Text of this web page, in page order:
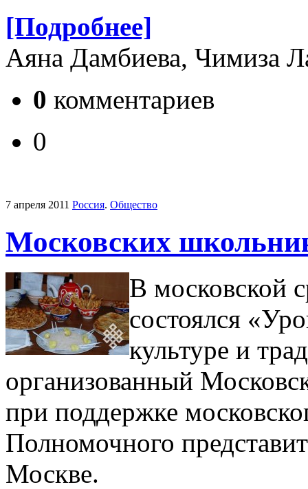
[Подробнее]
Аяна Дамбиева, Чимиза
0 комментариев
0
7 апреля 2011 Россия. Общество
Московских
В московской
состоялся
культуре и
организованный
при поддержке
Полномочного
Москве.